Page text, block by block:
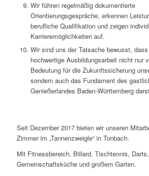
Wir führen regelmäßig dokumentierte
Orientierungsgespräche, erkennen
berufliche Qualifikation und zeigen
Karrieremöglichkeiten auf.
Wir sind uns der Tatsache bewusst,
hochwertige Ausbildungsarbeit nicht nur
Bedeutung für die Zukunftssicherung
sondern auch das Fundament des
Genießerlandes Baden-Württemberg
Seit Dezember 2017 bieten wir unseren
Zimmer im „Tannenzweigle“ in Tonbach.
Mit Fitnessbereich, Billard, Tischtennis,
Gemeinschaftsküche und großem Garten.